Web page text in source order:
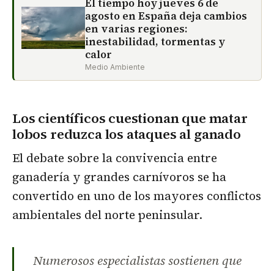
agosto en España deja cambios
en varias regiones:
inestabilidad, tormentas y
calor
Medio Ambiente
Los científicos cuestionan que matar
lobos reduzca los ataques al ganado
El debate sobre la convivencia entre
ganadería y grandes carnívoros se ha
convertido en uno de los mayores conflictos
ambientales del norte peninsular.
Numerosos especialistas sostienen que